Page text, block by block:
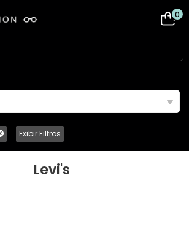
0
Exibir Filtros
Levi's